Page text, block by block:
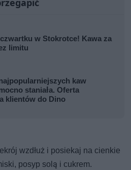
w Stokrotce! Kawa za
limitu
kaw
staniała. Oferta
klientów do Dino
wzdłuż i posiekaj na cienkie
posyp solą i cukrem.